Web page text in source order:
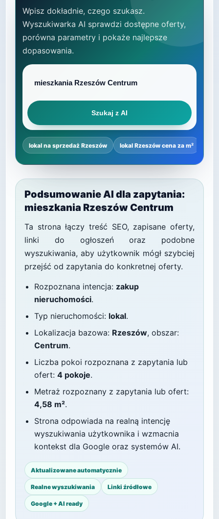
Wpisz dokładnie, czego szukasz.
Wyszukiwarka AI sprawdzi dostępne oferty,
porówna parametry i pokaże najlepsze
dopasowania.
Szukaj z AI
lokal na sprzedaż Rzeszów lokal Rzeszów cena za m²
Podsumowanie AI dla zapytania:
mieszkania Rzeszów Centrum
Ta strona łączy treść SEO, zapisane oferty,
linki do ogłoszeń oraz podobne
wyszukiwania, aby użytkownik mógł szybciej
przejść od zapytania do konkretnej oferty.
Rozpoznana intencja: zakup
nieruchomości.
Typ nieruchomości: lokal.
Lokalizacja bazowa: Rzeszów, obszar:
Centrum.
Liczba pokoi rozpoznana z zapytania lub
ofert: 4 pokoje.
Metraż rozpoznany z zapytania lub ofert:
4,58 m².
Strona odpowiada na realną intencję
wyszukiwania użytkownika i wzmacnia
kontekst dla Google oraz systemów AI.
Aktualizowane automatycznie
Realne wyszukiwania Linki źródłowe
Google + AI ready